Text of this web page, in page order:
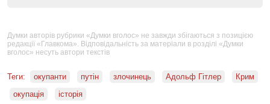
Думки авторів рубрики «Думки вголос» не завжди збігаються з позицією
редакції «Главкома». Відповідальність за матеріали в розділі «Думки
вголос» несуть автори текстів
Теги: окупанти путін злочинець Адольф Гітлер
Крим
окупація
історія